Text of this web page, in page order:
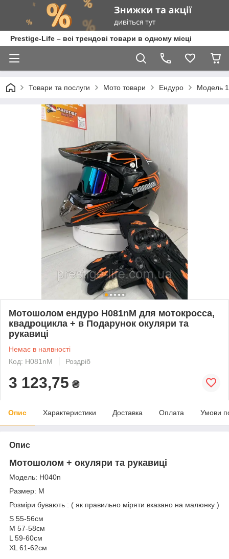
Prestige-Life – всі трендові товари в одному місці
Товари та послуги Мото товари Ендуро Модель
Мотошолом ендуро H081nM для мотокросса,
квадроцикла + в Подарунок окуляри та
рукавиці
Немає в наявності
Код: Н081nM
Роздріб
3 123,75 ₴
Опис Характеристики Доставка Оплата Умови
Опис
Мотошолом + окуляри та рукавиці
Модель: Н040n
Размер: M
Розміри бувають : ( як правильно міряти вказано на малюнку )
S 55-56см
M 57-58см
L 59-60см
XL 61-62см